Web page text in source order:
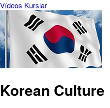
Vídeos Kurslar
Korean Culture